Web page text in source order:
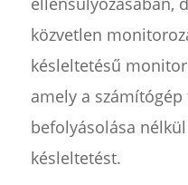
közvetlen
késleltetésű
amely a
befolyásolása
késleltetést.